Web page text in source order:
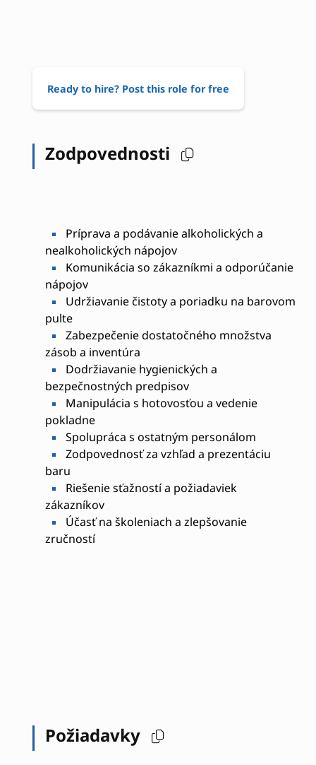
Ready to hire? Post this role for free
Zodpovednosti
Príprava a podávanie alkoholických a
nealkoholických nápojov
Komunikácia so zákazníkmi a odporúčanie
nápojov
Udržiavanie čistoty a poriadku na barovom
pulte
Zabezpečenie dostatočného množstva
zásob a inventúra
Dodržiavanie hygienických a
bezpečnostných predpisov
Manipulácia s hotovosťou a vedenie
pokladne
Spolupráca s ostatným personálom
Zodpovednosť za vzhľad a prezentáciu
baru
Riešenie sťažností a požiadaviek
zákazníkov
Účasť na školeniach a zlepšovanie
zručností
Požiadavky